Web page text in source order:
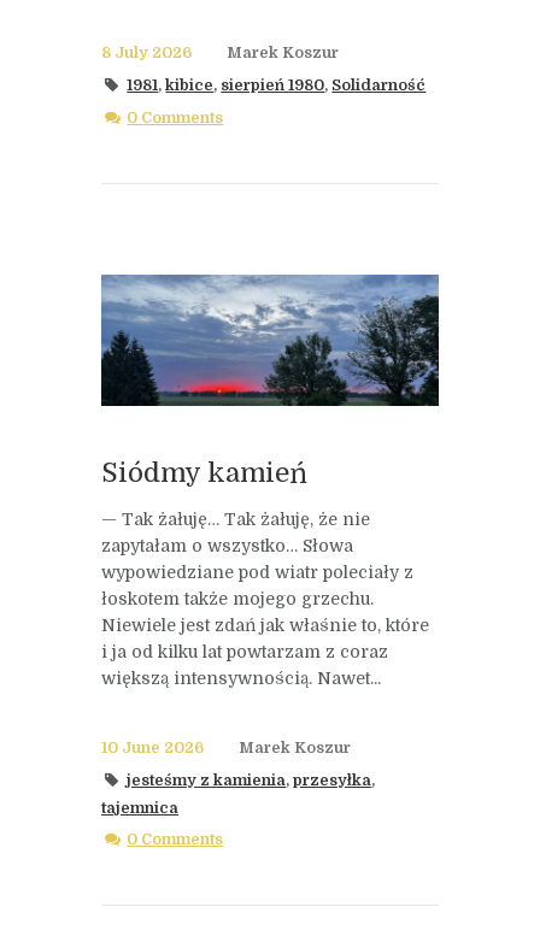
8 July 2026
Marek Koszur
1981,kibice, sierpień 1980, Solidarność
0 Comments
Siódmy kamień
— Tak żałuję… Tak żałuję, że nie
zapytałam o wszystko… Słowa
wypowiedziane pod wiatr poleciały z
łoskotem także mojego grzechu.
Niewiele jest zdań jak właśnie to, które
i ja od kilku lat powtarzam z coraz
większą intensywnością. Nawet...
10 June 2026
Marek Koszur
jesteśmy z kamienia,przesyłka,
tajemnica
0 Comments